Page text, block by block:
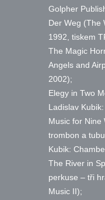
Golpher
Der Weg (The
1992, tiskem
The Magic
Angels and
2002);
Elegy in Two
Ladislav
Music for Nine
trombon a
Kubik:
The River in
perkuse – tři
Music II);